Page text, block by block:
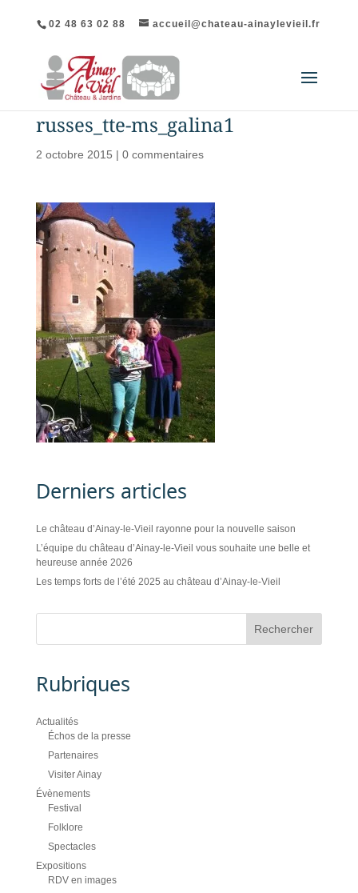
02 48 63 02 88 accueil@chateau-ainaylevieil.fr
russes_tte-ms_galina1
2 octobre 2015 | 0 commentaires
Derniers articles
Le château d’Ainay-le-Vieil rayonne pour la nouvelle saison
L’équipe du château d’Ainay-le-Vieil vous souhaite une belle et
heureuse année 2026
Les temps forts de l’été 2025 au château d’Ainay-le-Vieil
Rubriques
Actualités
Échos de la presse
Partenaires
Visiter Ainay
Évènements
Festival
Folklore
Spectacles
Expositions
RDV en images